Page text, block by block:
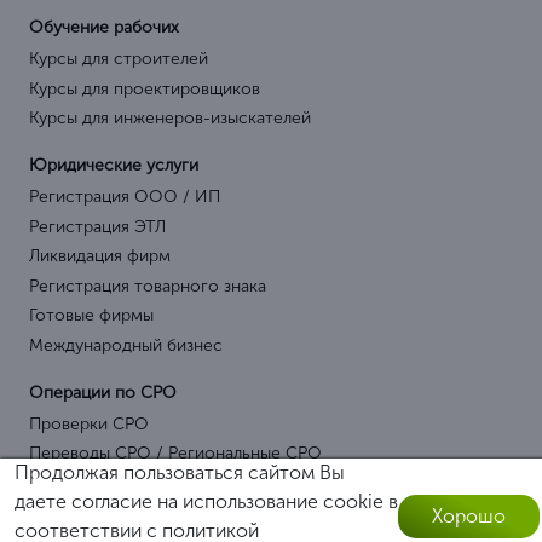
Обучение рабочих
Курсы для строителей
Курсы для проектировщиков
Курсы для инженеров-изыскателей
Юридические услуги
Регистрация ООО / ИП
Регистрация ЭТЛ
Ликвидация фирм
Регистрация товарного знака
Готовые фирмы
Международный бизнес
Операции по СРО
Проверки СРО
Переводы СРО / Региональные СРО
Страхование СРО
Специалисты для СРО
Продолжая пользоваться сайтом Вы
даете согласие на использование cookie в
соответствии с политикой
Хорошо